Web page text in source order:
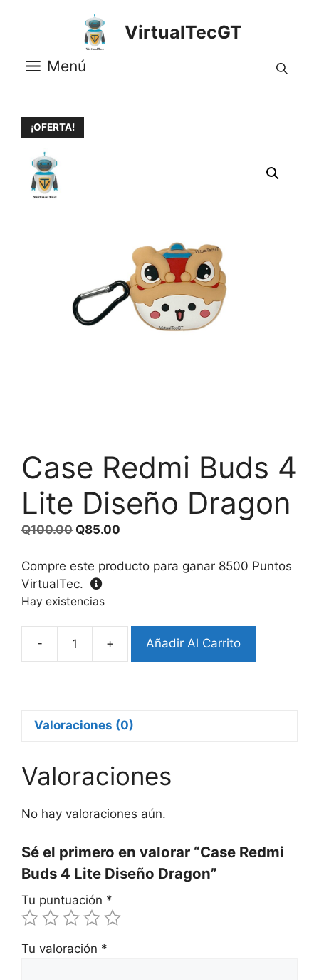
VirtualTecGT
Menú
¡OFERTA!
Case Redmi Buds 4
Lite Diseño Dragon
Q100.00 El
original
era:
Q100.00.
Q85.00
actual
Compre este producto para ganar 8500 Puntos
VirtualTec.
Hay existencias
-
Case
Lite
cantidad
+ Añadir Al Carrito
Valoraciones (0)
Valoraciones
No hay valoraciones aún.
Sé el primero en valorar “Case Redmi
Buds 4 Lite Diseño Dragon”
Tu puntuación *
Tu valoración *